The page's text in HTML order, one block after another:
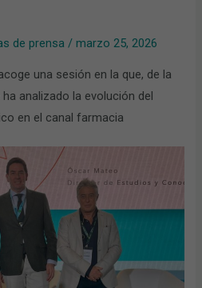
de prensa /marzo 25, 2026
una sesión en la que, de la
analizado la evolución del
en el canal farmacia